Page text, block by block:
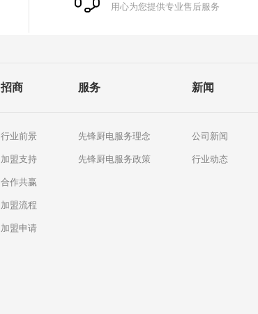
用心为您提供专业售后服务
招商
行业前景
加盟支持
合作共赢
加盟流程
加盟申请
服务
先锋厨电服务理念
先锋厨电服务政策
新闻
公司新闻
行业动态